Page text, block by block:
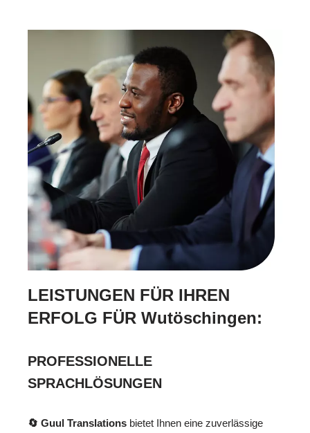
LEISTUNGEN FÜR IHREN
ERFOLG FÜR Wutöschingen:
PROFESSIONELLE
SPRACHLÖSUNGEN
🔄 Guul Translations bietet Ihnen eine zuverlässige